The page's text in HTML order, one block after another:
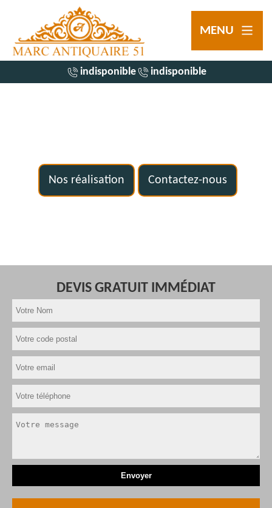
MENU
indisponible indisponible
Nos réalisation Contactez-nous
DEVIS GRATUIT IMMÉDIAT